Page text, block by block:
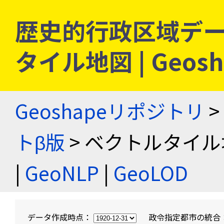
歴史的行政区域デ
タイル地図 |
Geoshapeリポジトリ >
トβ版 > ベクトルタイ
| GeoNLP | GeoLOD
データ作成時点： 政令指定都市の統